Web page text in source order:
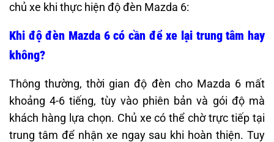
chủ xe khi thực hiện độ đèn Mazda 6:
Khi độ đèn Mazda 6 có cần để xe lại trung tâm hay
không?
Thông thường, thời gian độ đèn cho Mazda 6 mất
khoảng 4-6 tiếng, tùy vào phiên bản và gói độ mà
khách hàng lựa chọn. Chủ xe có thể chờ trực tiếp tại
trung tâm để nhận xe ngay sau khi hoàn thiện. Tuy